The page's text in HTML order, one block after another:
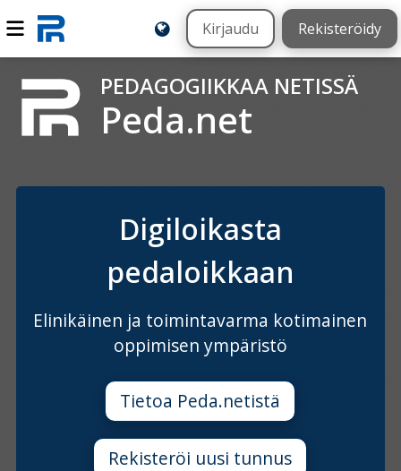
Kirjaudu Rekisteröidy
PEDAGOGIIKKAA NETISSÄ
Peda.net
Digiloikasta
pedaloikkaan
Elinikäinen ja toimintavarma kotimainen
oppimisen ympäristö
Tietoa Peda.netistä
Rekisteröi uusi tunnus